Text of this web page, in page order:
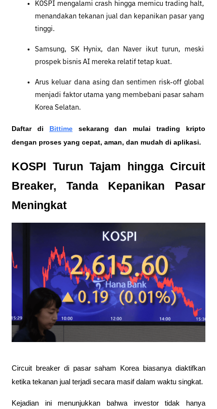
KOSPI mengalami crash hingga memicu trading halt,
menandakan tekanan jual dan kepanikan pasar yang
tinggi.
Samsung, SK Hynix, dan Naver ikut turun, meski
prospek bisnis AI mereka relatif tetap kuat.
Arus keluar dana asing dan sentimen risk-off global
menjadi faktor utama yang membebani pasar saham
Korea Selatan.
Daftar di Bittime sekarang dan mulai trading kripto
dengan proses yang cepat, aman, dan mudah di aplikasi.
KOSPI Turun Tajam hingga Circuit
Breaker, Tanda Kepanikan Pasar
Meningkat
Circuit breaker di pasar saham Korea biasanya diaktifkan
ketika tekanan jual terjadi secara masif dalam waktu singkat.
Kejadian ini menunjukkan bahwa investor tidak hanya